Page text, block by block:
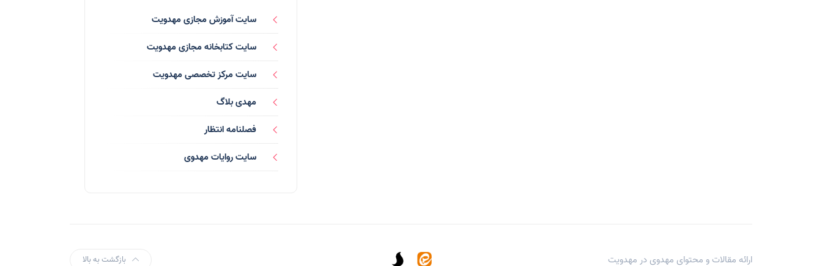
(10)
سایت آموزش مجازی مهدویت
سایت کتابخانه مجازی مهدویت
سایت مرکز تخصصی مهدویت
مهدی بلاگ
فصلنامه انتظار
سایت روایات مهدوی
ارائه مقالات و محتوای مهدوی در مهدویت بازگشت به بالا